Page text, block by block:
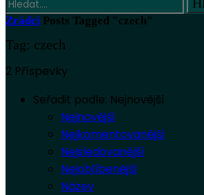
Zrádci Posts Tagged "czech"
Tag: czech
2 Příspevky
Seřadit podle: Nejnovější
Nejnovější
Nejkomentovanější
Nejsledovanější
Nejoblíbenější
Název